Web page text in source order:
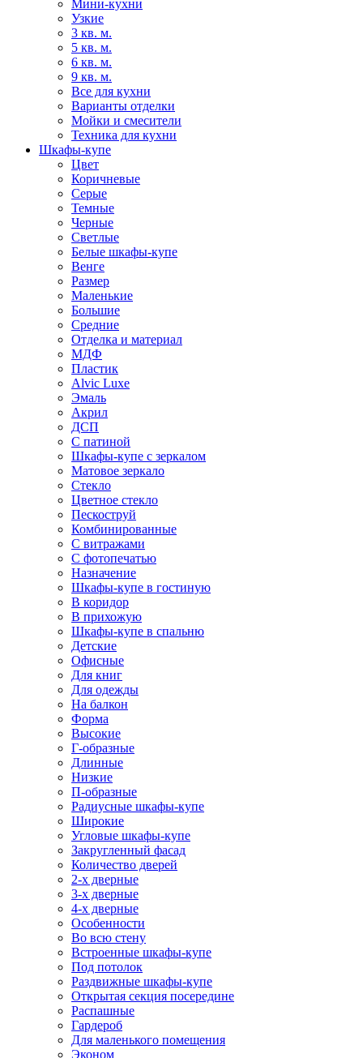
Мини-кухни
Узкие
3 кв. м.
5 кв. м.
6 кв. м.
9 кв. м.
Все для кухни
Варианты отделки
Мойки и смесители
Техника для кухни
Шкафы-купе
Цвет
Коричневые
Серые
Темные
Черные
Светлые
Белые шкафы-купе
Венге
Размер
Маленькие
Большие
Средние
Отделка и материал
МДФ
Пластик
Alvic Luxe
Эмаль
Акрил
ДСП
С патиной
Шкафы-купе с зеркалом
Матовое зеркало
Стекло
Цветное стекло
Пескоструй
Комбинированные
С витражами
С фотопечатью
Назначение
Шкафы-купе в гостиную
В коридор
В прихожую
Шкафы-купе в спальню
Детские
Офисные
Для книг
Для одежды
На балкон
Форма
Высокие
Г-образные
Длинные
Низкие
П-образные
Радиусные шкафы-купе
Широкие
Угловые шкафы-купе
Закругленный фасад
Количество дверей
2-х дверные
3-х дверные
4-х дверные
Особенности
Во всю стену
Встроенные шкафы-купе
Под потолок
Раздвижные шкафы-купе
Открытая секция посередине
Распашные
Гардероб
Для маленького помещения
Эконом